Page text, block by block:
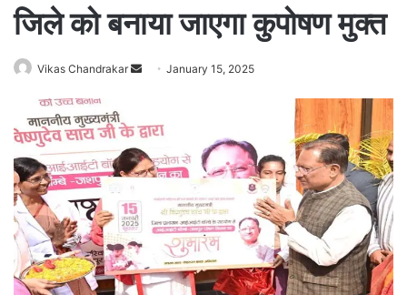
जिले को बनाया जाएगा कुपोषण मुक्त
Vikas Chandrakar
d
a
n
a
i
l
January 15, 2025